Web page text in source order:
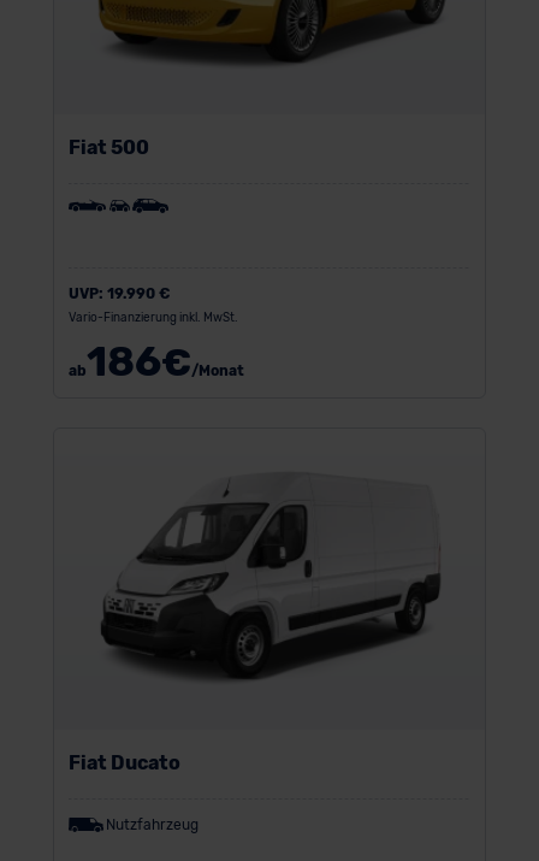
Fiat 500
UVP: 19.990 €
Vario-Finanzierung inkl. MwSt.
ab186€/Monat
Fiat Ducato
Nutzfahrzeug